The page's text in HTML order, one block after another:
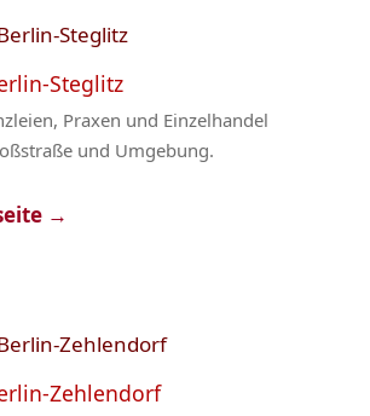
Steglitz
Praxen und Einzelhandel
und Umgebung.
→
Zehlendorf